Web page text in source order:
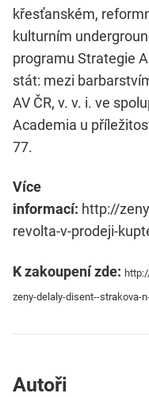
křesťanském,
kulturním
programu Strategie
stát: mezi
AV ČR, v. v. i. ve
Academia u
77.
Více
informací: http://
revolta-v-prodeji-
K zakoupení zde:
zeny-delaly-disent--strakova-
Autoři